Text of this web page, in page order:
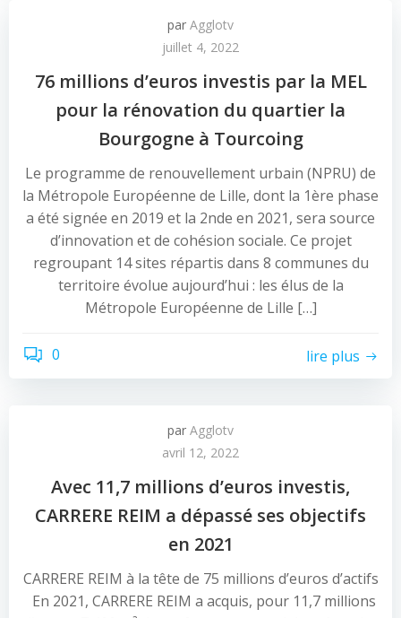
par Agglotv
juillet 4, 2022
76 millions d’euros investis par la MEL
pour la rénovation du quartier la
Bourgogne à Tourcoing
Le programme de renouvellement urbain (NPRU) de
la Métropole Européenne de Lille, dont la 1ère phase
a été signée en 2019 et la 2nde en 2021, sera source
d’innovation et de cohésion sociale. Ce projet
regroupant 14 sites répartis dans 8 communes du
territoire évolue aujourd’hui : les élus de la
Métropole Européenne de Lille […]
0 lire plus
par Agglotv
avril 12, 2022
Avec 11,7 millions d’euros investis,
CARRERE REIM a dépassé ses objectifs
en 2021
CARRERE REIM à la tête de 75 millions d’euros d’actifs
En 2021, CARRERE REIM a acquis, pour 11,7 millions